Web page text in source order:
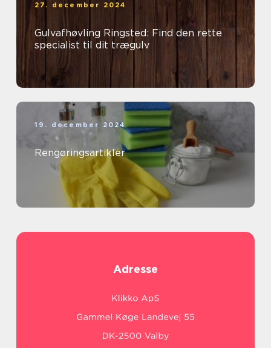
27. december 2024
Gulvafhøvling Ringsted: Find den rette
specialist til dit trægulv
19. december 2024
Rengøringsartikler
Adresse